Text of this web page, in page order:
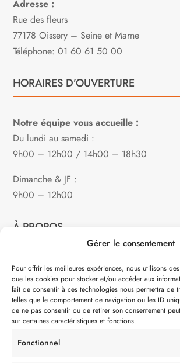
Gérer le consentement
Pour offrir les meilleures expériences, nous utilisons
que les cookies pour stocker et/ou accéder aux
fait de consentir à ces technologies nous permettra de
telles que le comportement de navigation ou les ID
de ne pas consentir ou de retirer son consentement
sur certaines caractéristiques et fonctions.
Fonctionnel
Adresse :
Rue des fleurs
77178 Oissery – Seine et Marne
Téléphone: 01 60 61 50 00
HORAIRES D’OUVERTURE
Notre équipe vous accueille :
Du lundi au samedi :
9h00 – 12h00 / 14h00 – 18h30
Dimanche & JF :
9h00 – 12h00
À PROPOS
Notre philosophie
Contact
Partenaire de: